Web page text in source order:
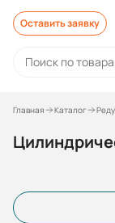
Оставить заявку
Главная Каталог